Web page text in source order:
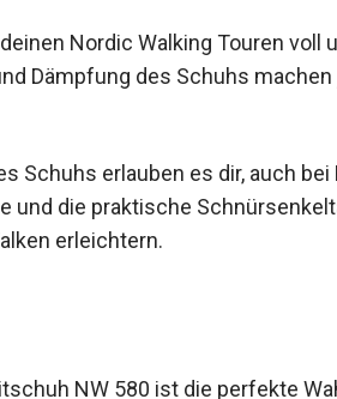
Nordic Walking Touren voll
Dämpfung des Schuhs
Schuhs erlauben es dir, auch bei
und die praktische
erleichtern.
NW 580 ist die perfekte